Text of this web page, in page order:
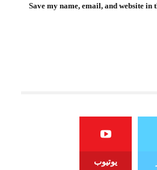
Save my name, email, and website
يوتيوب